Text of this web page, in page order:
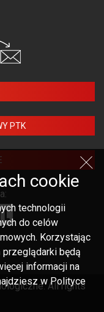
PTK
All rights
cookie
technologii
do celów
Korzystając
będą
informacji na
w Polityce